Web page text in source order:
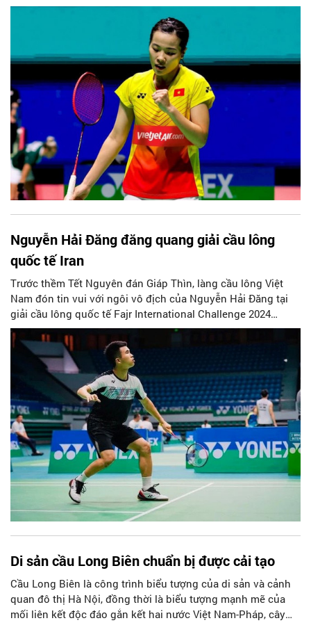
thắng này giúp tay vợt sinh năm 1997 tiếp tục tích luỹ thêm
những điểm số để hướng đến mục tiêu chắc suất tham dự
Nguyễn Hải Đăng đăng quang giải cầu lông
quốc tế Iran
Trước thềm Tết Nguyên đán Giáp Thìn, làng cầu lông Việt
Nam đón tin vui với ngôi vô địch của Nguyễn Hải Đăng tại
giải cầu lông quốc tế Fajr International Challenge 2024
(Iran).
Di sản cầu Long Biên chuẩn bị được cải tạo
Cầu Long Biên là công trình biểu tượng của di sản và cảnh
quan đô thị Hà Nội, đồng thời là biểu tượng mạnh mẽ của
mối liên kết độc đáo gắn kết hai nước Việt Nam-Pháp, cây